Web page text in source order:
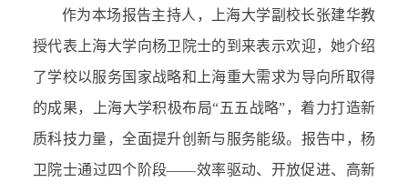
作为本场报告主持人，上海大学副校长张建华教
授代表上海大学向杨卫院士的到来表示欢迎，她介绍
了学校以服务国家战略和上海重大需求为导向所取得
的成果，上海大学积极布局“五五战略”，着力打造新
质科技力量，全面提升创新与服务能级。报告中，杨
卫院士通过四个阶段——效率驱动、开放促进、高新